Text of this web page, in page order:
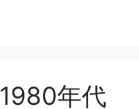
年代